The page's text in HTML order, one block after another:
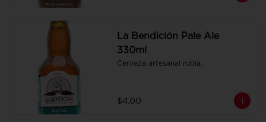
La Bendición Pale Ale
330ml
Cerveza artesanal rubia.
$4.00